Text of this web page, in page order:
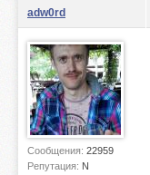
adw0rd
Сообщения: 22959
Репутация: N